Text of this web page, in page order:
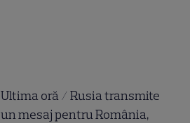
Ultima oră / Rusia transmite
un mesaj pentru România,